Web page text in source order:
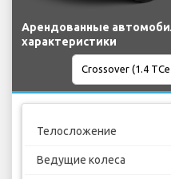
Арендованные
характеристики
Телосложение
Ведущие колеса